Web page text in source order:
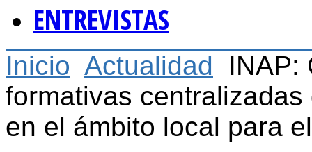
ENTREVISTAS
Inicio Actualidad
INAP:
formativas
en el ámbito local para